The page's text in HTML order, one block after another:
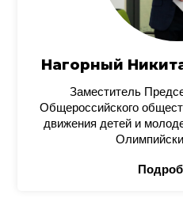
Нагорный
Заместитель
Общероссийского
движения детей и